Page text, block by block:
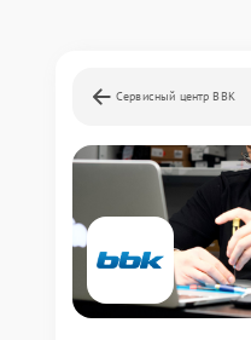
Сервисный центр BBK